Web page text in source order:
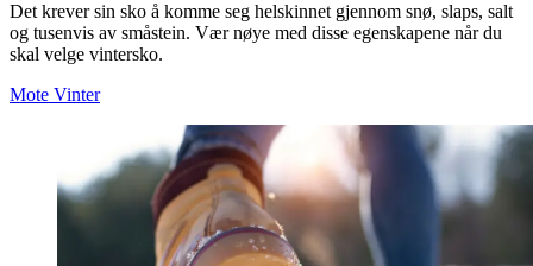
Det krever sin sko å komme seg helskinnet gjennom snø, slaps, salt
og tusenvis av småstein. Vær nøye med disse egenskapene når du
skal velge vintersko.
Mote Vinter